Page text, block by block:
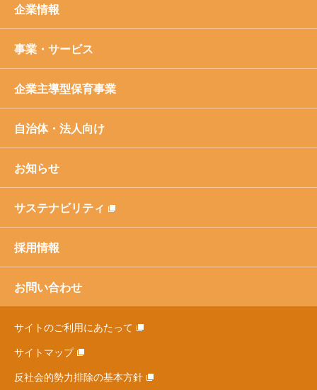
企業情報
事業・サービス
企業主導型保育事業
自治体・法人向け
お知らせ
サステナビリティ
採用情報
お問い合わせ
サイトのご利用にあたって
サイトマップ
反社会的勢力排除の基本方針